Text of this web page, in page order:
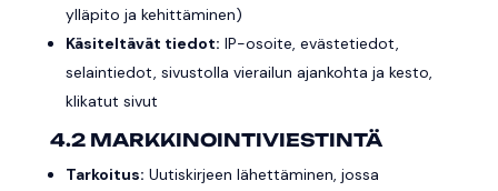
ylläpito ja kehittäminen)
Käsiteltävät tiedot: IP-osoite, evästetiedot,
selaintiedot, sivustolla vierailun ajankohta ja kesto,
klikatut sivut
4.2 MARKKINOINTIVIESTINTÄ
Tarkoitus: Uutiskirjeen lähettäminen, jossa